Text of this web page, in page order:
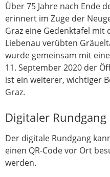
Über 75 Jahre nach Ende
erinnert im Zuge der
Graz eine Gedenktafel mit
Liebenau verübten
wurde gemeinsam mit
11. September 2020 der
ist ein weiterer, wichtiger
Graz.
Digitaler Rundgang
Der digitale Rundgang
einen QR-Code vor Ort
werden.